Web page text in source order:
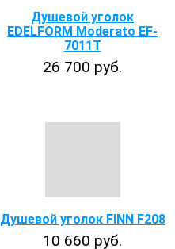
Душевой уголок
EDELFORM Moderato EF-
7011T
26 700 руб.
Душевой уголок FINN F208
10 660 руб.